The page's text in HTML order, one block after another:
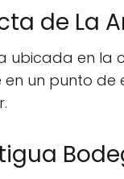
de La
en la
en un punto